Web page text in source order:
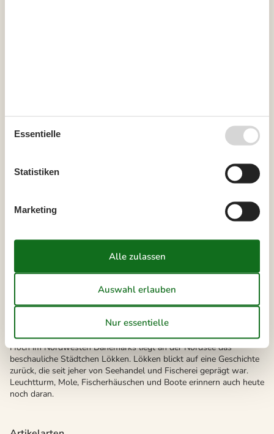
Vermietung von Ferienhäuser Lökken
Hoch im Nordwesten Dänemarks liegt an der Nordsee das
beschauliche Städtchen Lökken. Lökken blickt auf eine Geschichte
zurück, die seit jeher von Seehandel und Fischerei geprägt war.
Leuchtturm, Mole, Fischerhäuschen und Boote erinnern auch heute
noch daran.
Essentielle
Statistiken
Marketing